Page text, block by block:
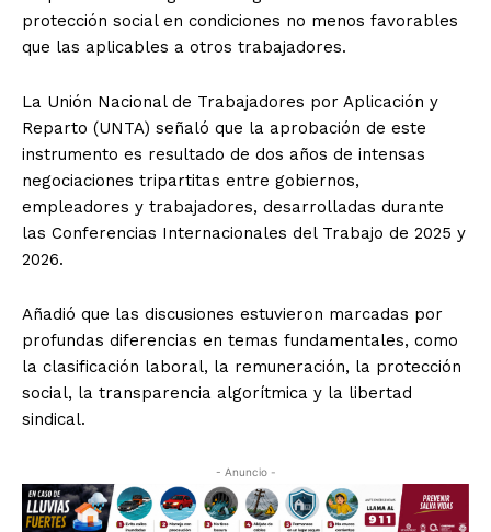
protección social en condiciones no menos favorables
que las aplicables a otros trabajadores.
La Unión Nacional de Trabajadores por Aplicación y
Reparto (UNTA) señaló que la aprobación de este
instrumento es resultado de dos años de intensas
negociaciones tripartitas entre gobiernos,
empleadores y trabajadores, desarrolladas durante
las Conferencias Internacionales del Trabajo de 2025 y
2026.
Añadió que las discusiones estuvieron marcadas por
profundas diferencias en temas fundamentales, como
la clasificación laboral, la remuneración, la protección
social, la transparencia algorítmica y la libertad
sindical.
- Anuncio -